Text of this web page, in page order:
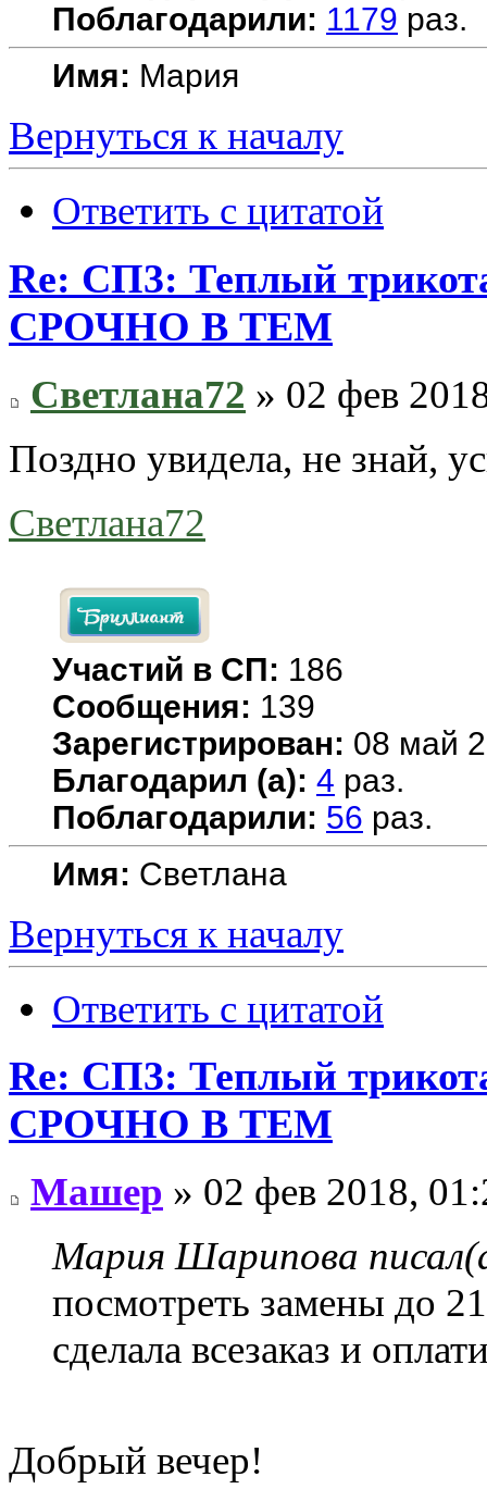
Поблагодарили: 1179 раз.
Имя: Мария
Вернуться к началу
Ответить с цитатой
Re: СП3: Теплый
СРОЧНО В ТЕМ
Светлана72 » 02 фев
Поздно увидела, не знай,
Светлана72
Участий в СП: 186
Сообщения: 139
Зарегистрирован: 08 май
Благодарил (а): 4 раз.
Поблагодарили: 56 раз.
Имя: Светлана
Вернуться к началу
Ответить с цитатой
Re: СП3: Теплый
СРОЧНО В ТЕМ
Машер » 02 фев 2018,
Мария Шарипова
посмотреть замены до
сделала всезаказ и
Добрый вечер!